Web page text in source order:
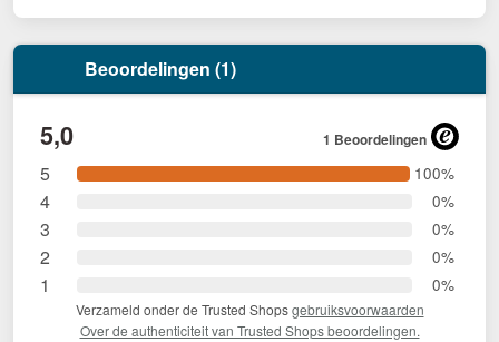
Beoordelingen (1)
5,0 1 Beoordelingen
5 100%
4 0%
3 0%
2 0%
1 0%
Verzameld onder de Trusted Shopsgebruiksvoorwaarden
Over de authenticiteit van Trusted Shops beoordelingen.